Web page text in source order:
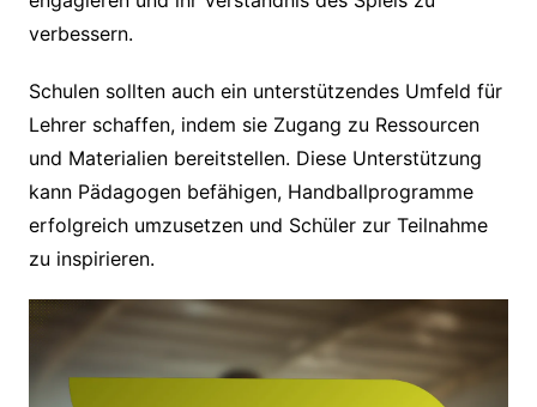
verbessern.
Schulen sollten auch ein unterstützendes Umfeld für
Lehrer schaffen, indem sie Zugang zu Ressourcen
und Materialien bereitstellen. Diese Unterstützung
kann Pädagogen befähigen, Handballprogramme
erfolgreich umzusetzen und Schüler zur Teilnahme
zu inspirieren.